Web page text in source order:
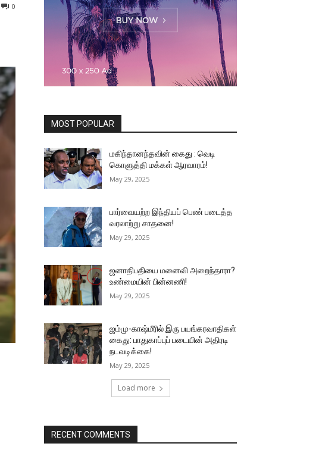
0
MOST POPULAR
மகிந்தானந்தவின் கைது : வெடி
கொளுத்தி மக்கள் ஆரவாரம்!
May 29, 2025
பார்வையற்ற இந்தியப் பெண் படைத்த
வரலாற்று சாதனை!
May 29, 2025
ஜனாதிபதியை மனைவி அறைந்தாரா?
உண்மையின் பின்னணி!
May 29, 2025
ஜம்மு-காஷ்மீரில் இரு பயங்கரவாதிகள்
கைது: பாதுகாப்புப் படையின் அதிரடி
நடவடிக்கை!
May 29, 2025
Load more
RECENT COMMENTS